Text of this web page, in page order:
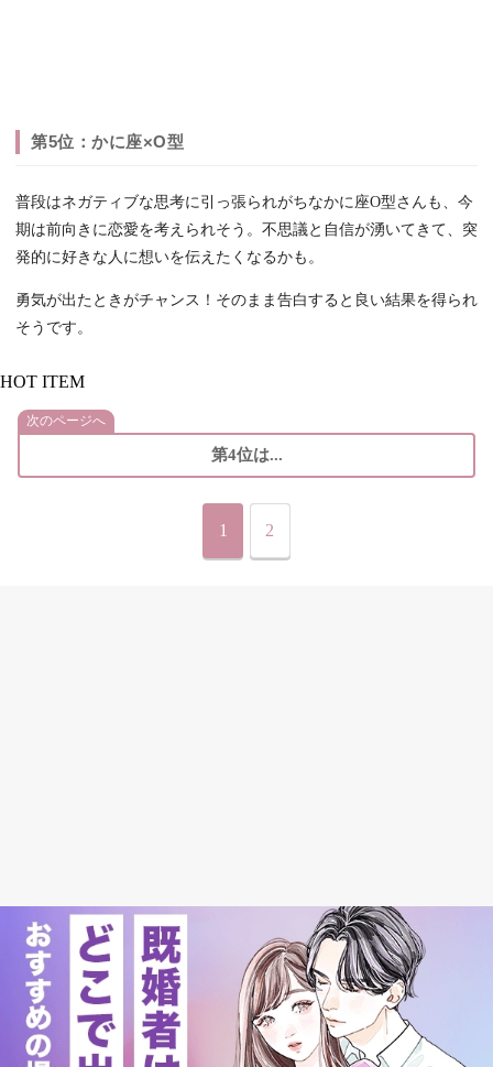
第5位：かに座×O型
普段はネガティブな思考に引っ張られがちなかに座O型さんも、今
期は前向きに恋愛を考えられそう。不思議と自信が湧いてきて、突
発的に好きな人に想いを伝えたくなるかも。
勇気が出たときがチャンス！そのまま告白すると良い結果を得られ
そうです。
HOT ITEM
次のページへ
第4位は...
1 2